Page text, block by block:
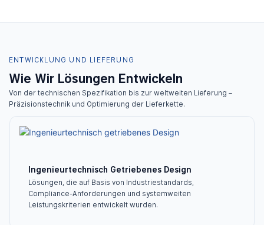
ENTWICKLUNG UND LIEFERUNG
Wie Wir Lösungen Entwickeln
Von der technischen Spezifikation bis zur weltweiten Lieferung –
Präzisionstechnik und Optimierung der Lieferkette.
Ingenieurtechnisch Getriebenes Design
Lösungen, die auf Basis von Industriestandards,
Compliance-Anforderungen und systemweiten
Leistungskriterien entwickelt wurden.